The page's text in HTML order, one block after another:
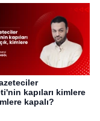
kapıları kimlere
kapalı?